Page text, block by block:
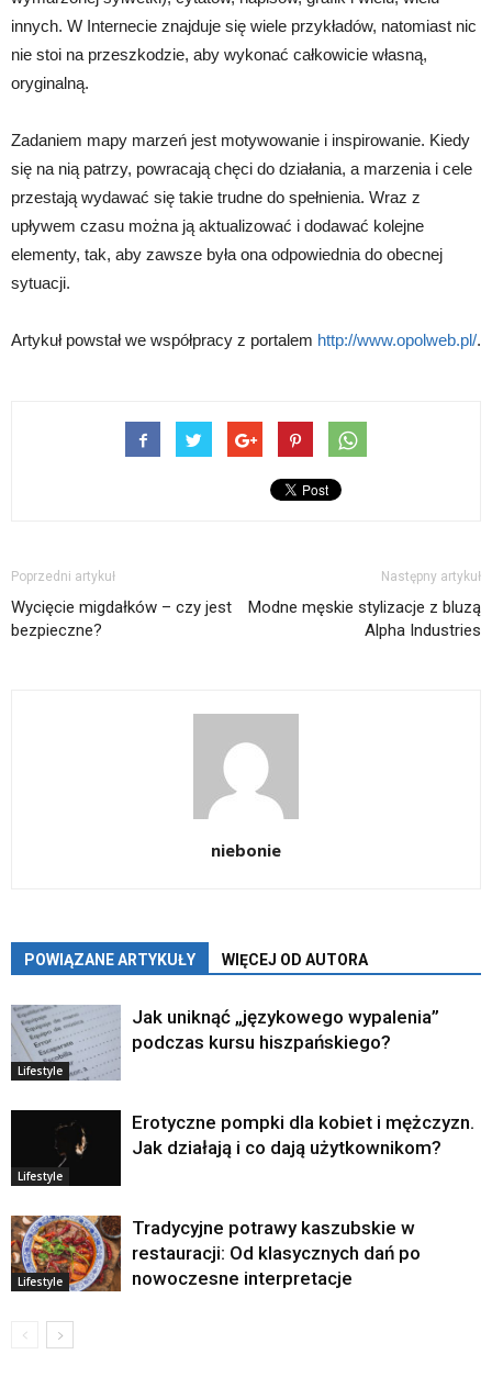
innych. W Internecie znajduje się wiele przykładów, natomiast nic
nie stoi na przeszkodzie, aby wykonać całkowicie własną,
oryginalną.
Zadaniem mapy marzeń jest motywowanie i inspirowanie. Kiedy
się na nią patrzy, powracają chęci do działania, a marzenia i cele
przestają wydawać się takie trudne do spełnienia. Wraz z
upływem czasu można ją aktualizować i dodawać kolejne
elementy, tak, aby zawsze była ona odpowiednia do obecnej
sytuacji.
Artykuł powstał we współpracy z portalem http://www.opolweb.pl/.
Poprzedni artykuł
Wycięcie migdałków – czy jest
bezpieczne?
Następny artykuł
Modne męskie stylizacje z bluzą
Alpha Industries
niebonie
POWIĄZANE ARTYKUŁY WIĘCEJ OD AUTORA
Lifestyle
Jak uniknąć „językowego wypalenia”
podczas kursu hiszpańskiego?
Lifestyle
Erotyczne pompki dla kobiet i mężczyzn.
Jak działają i co dają użytkownikom?
Lifestyle
Tradycyjne potrawy kaszubskie w
restauracji: Od klasycznych dań po
nowoczesne interpretacje